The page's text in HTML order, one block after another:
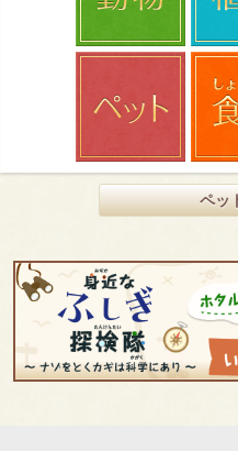
ペッ